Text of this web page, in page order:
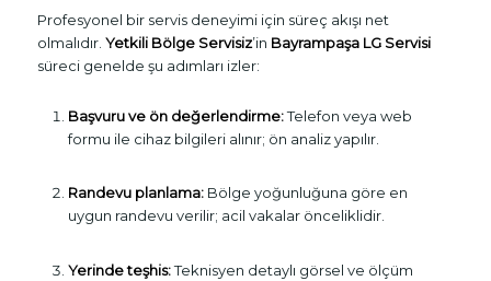
Profesyonel bir servis deneyimi için süreç akışı net
olmalıdır. Yetkili Bölge Servisiz’in Bayrampaşa LG Servisi
süreci genelde şu adımları izler:
Başvuru ve ön değerlendirme:Telefon veya web
formu ile cihaz bilgileri alınır; ön analiz yapılır.
Randevu planlama:Bölge yoğunluğuna göre en
uygun randevu verilir; acil vakalar önceliklidir.
Yerinde teşhis:Teknisyen detaylı görsel ve ölçüm